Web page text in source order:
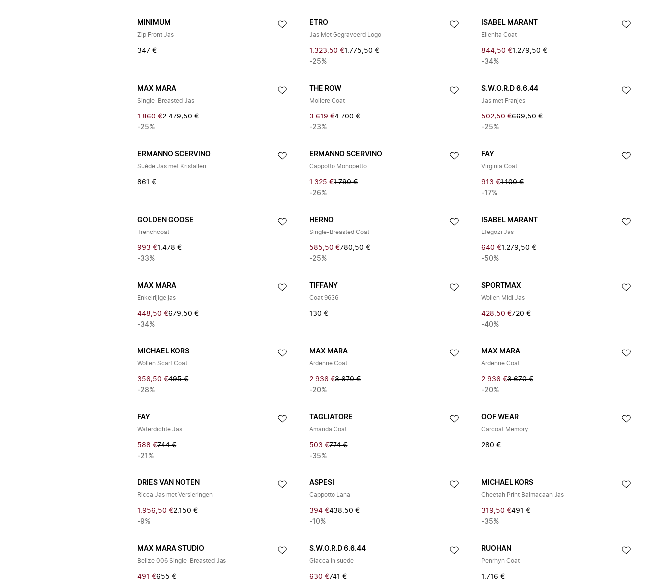
MINIMUM
Zip Front Jas
347 €
ETRO
Jas Met Gegraveerd Logo
1.323,50 €1.775,50 €
-25%
ISABEL MARANT
Ellenita Coat
844,50 €1.279,50 €
-34%
MAX MARA
Single-Breasted Jas
1.860 €2.479,50 €
-25%
THE ROW
Moliere Coat
3.619 €4.700 €
-23%
S.W.O.R.D 6.6.44
Jas met Franjes
502,50 €669,50 €
-25%
ERMANNO SCERVINO
Suède Jas met Kristallen
861 €
ERMANNO SCERVINO
Cappotto Monopetto
1.325 €1.790 €
-26%
FAY
Virginia Coat
913 €1.100 €
-17%
GOLDEN GOOSE
Trenchcoat
993 €1.478 €
-33%
HERNO
Single-Breasted Coat
585,50 €780,50 €
-25%
ISABEL MARANT
Efegozi Jas
640 €1.279,50 €
-50%
MAX MARA
Enkelrijige jas
448,50 €679,50 €
-34%
TIFFANY
Coat 9636
130 €
SPORTMAX
Wollen Midi Jas
428,50 €720 €
-40%
MICHAEL KORS
Wollen Scarf Coat
356,50 €495 €
-28%
MAX MARA
Ardenne Coat
2.936 €3.670 €
-20%
MAX MARA
Ardenne Coat
2.936 €3.670 €
-20%
FAY
Waterdichte Jas
588 €744 €
-21%
TAGLIATORE
Amanda Coat
503 €774 €
-35%
OOF WEAR
Carcoat Memory
280 €
DRIES VAN NOTEN
Ricca Jas met Versieringen
1.956,50 €2.150 €
-9%
ASPESI
Cappotto Lana
394 €438,50 €
-10%
MICHAEL KORS
Cheetah Print Balmacaan Jas
319,50 €491 €
-35%
MAX MARA STUDIO
Belize 006 Single-Breasted Jas
491 €655 €
S.W.O.R.D 6.6.44
Giacca in suede
630 €741 €
RUOHAN
Penrhyn Coat
1.716 €